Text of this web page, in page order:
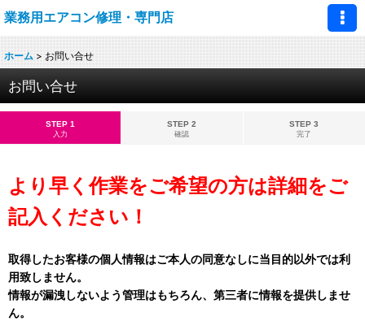
業務用エアコン修理・専門店
ホーム > お問い合せ
お問い合せ
STEP 1
入力
STEP 2
確認
STEP 3
完了
より早く作業をご希望の方は詳細をご
記入ください！
取得したお客様の個人情報はご本人の同意なしに当目的以外では利
用致しません。
情報が漏洩しないよう管理はもちろん、第三者に情報を提供しませ
ん。